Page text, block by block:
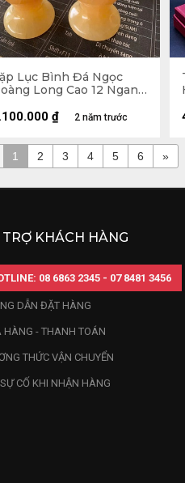
Lục Bình Đá Ngọc
Long Cao 12 Ngang
2 năm trước
₫
1 2 3 4 5 6 »
TRỢ KHÁCH HÀNG
08 6863 2345 - 07 8481 3456
DẪN ĐẶT HÀNG
HÀNG - THANH TOÁN
THỨC VẬN CHUYỂN
CỐ KHI NHẬN HÀNG